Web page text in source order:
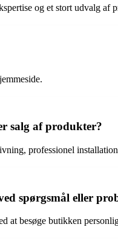
og et stort udvalg af
salg af produkter?
professionel
spørgsmål eller
at besøge butikken